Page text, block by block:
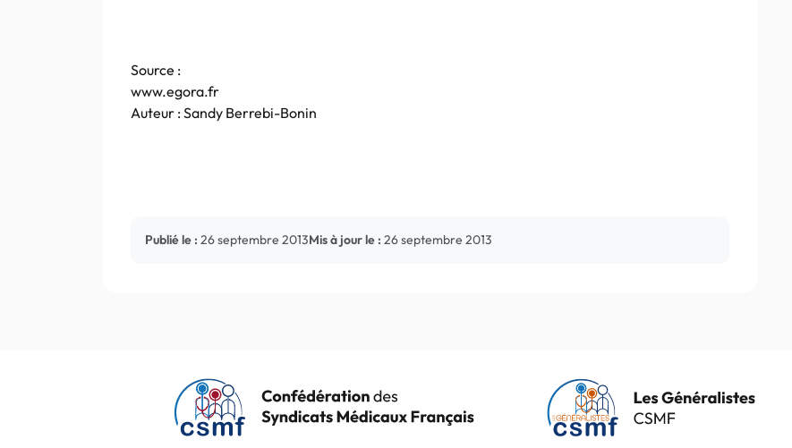
Source :
www.egora.fr
Auteur : Sandy Berrebi-Bonin
Publié le : 26 septembre 2013Mis à jour le : 26 septembre 2013